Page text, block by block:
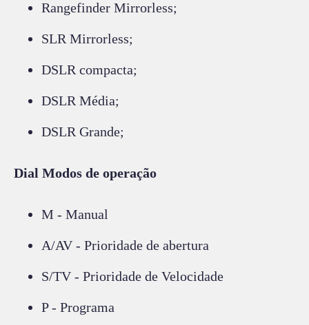
Rangefinder Mirrorless;
SLR Mirrorless;
DSLR compacta;
DSLR Média;
DSLR Grande;
Dial Modos de operação
M - Manual
A/AV - Prioridade de abertura
S/TV - Prioridade de Velocidade
P - Programa